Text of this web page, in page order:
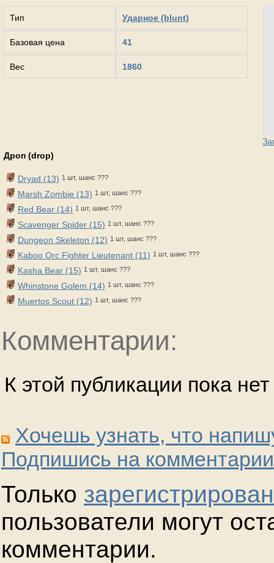
Тип Ударное (blunt)
Базовая цена 41
Вес 1860
Дроп (drop)
Dryad (13) 1 шт, шанс ???
Marsh Zombie (13) 1 шт, шанс ???
Red Bear (14) 1 шт, шанс ???
Scavenger Spider (15) 1 шт, шанс ???
Dungeon Skeleton (12) 1 шт, шанс ???
Kaboo Orc Fighter Lieutenant (11) 1 шт, шанс ???
Kasha Bear (15) 1 шт, шанс ???
Whinstone Golem (14) 1 шт, шанс ???
Muertos Scout (12) 1 шт, шанс ???
Комментарии:
К этой публикации пока
Хочешь узнать, что
Подпишись на
Только
пользователи могут
комментарии.